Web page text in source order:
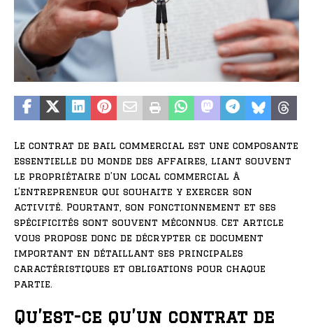
Le contrat de bail commercial est une composante
essentielle du monde des affaires, liant souvent
le propriétaire d’un local commercial à
l’entrepreneur qui souhaite y exercer son
activité. Pourtant, son fonctionnement et ses
spécificités sont souvent méconnus. Cet article
vous propose donc de décrypter ce document
important en détaillant ses principales
caractéristiques et obligations pour chaque
partie.
Qu’est-ce qu’un contrat de